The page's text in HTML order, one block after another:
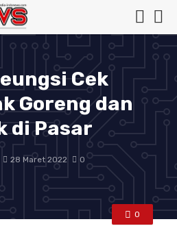
Cek
Goreng dan
di Pasar
28 Maret 2022 0
0